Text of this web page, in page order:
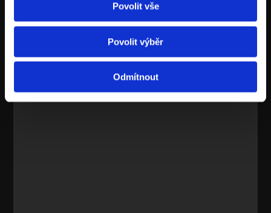
Povolit vše
Povolit výběr
Odmítnout
Jak řídit firmu svobodně a zároveň